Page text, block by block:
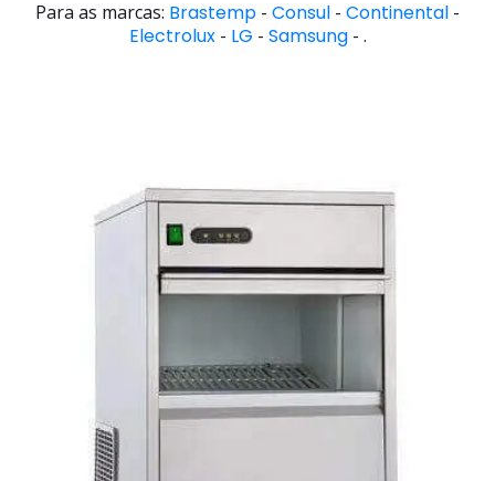
Para as marcas: Brastemp - Consul - Continental -
Electrolux- LG - Samsung- .